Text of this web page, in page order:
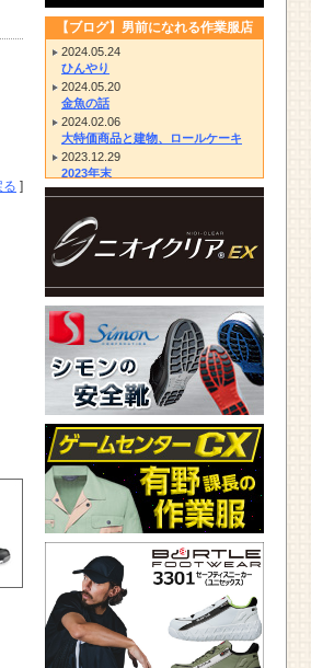
る ]
【ブログ】男前になれる作業服店
2024.05.24
ひんやり
2024.05.20
金魚の話
2024.02.06
大特価商品と建物、ロールケーキ
2023.12.29
2023年末
2023.12.14